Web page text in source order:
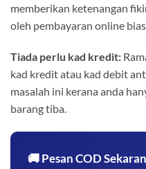
memberikan ketenangan
oleh pembayaran online
Tiada perlu kad kredit:
kad kredit atau kad debit
masalah ini kerana anda
barang tiba.
🚚 Pesan COD